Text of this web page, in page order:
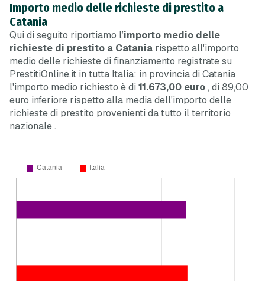
Importo medio delle richieste di prestito a
Catania
Qui di seguito riportiamo l’importo medio delle
richieste di prestito a Catania rispetto all'importo
medio delle richieste di finanziamento registrate su
PrestitiOnline.it in tutta Italia: in provincia di Catania
l'importo medio richiesto è di 11.673,00 euro, di 89,00
euro inferiore rispetto alla media dell'importo delle
richieste di prestito provenienti da tutto il territorio
nazionale.